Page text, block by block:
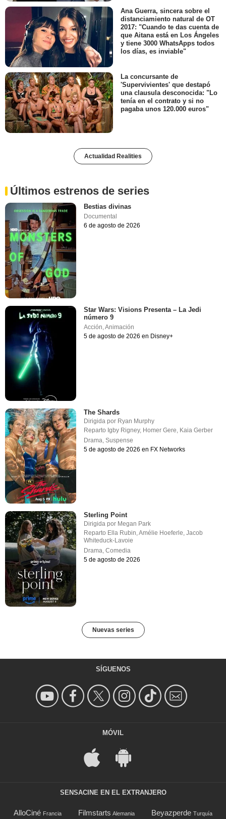
Ana Guerra, sincera sobre el
distanciamiento natural de OT
2017: "Cuando te das cuenta de
que Aitana está en Los Ángeles
y tiene 3000 WhatsApps todos
los días, es inviable"
La concursante de
'Supervivientes' que destapó
una clausula desconocida: "Lo
tenía en el contrato y si no
pagaba unos 120.000 euros"
Actualidad Realities
Últimos estrenos de series
Bestias divinas
Documental
6 de agosto de 2026
Star Wars: Visions Presenta – La Jedi
número 9
Acción ,Animación
5 de agosto de 2026 en Disney+
The Shards
Dirigida por Ryan Murphy
Reparto Igby Rigney, Homer Gere, Kaia Gerber
Drama,Suspense
5 de agosto de 2026 en FX Networks
Sterling Point
Dirigida por Megan Park
Reparto Ella Rubin,Amélie Hoeferle,Jacob
Whiteduck-Lavoie
Drama,Comedia
5 de agosto de 2026
Nuevas series
SÍGUENOS
MÓVIL
SENSACINE EN EL EXTRANJERO
AlloCiné Francia Filmstarts Alemania Beyazperde Turquía